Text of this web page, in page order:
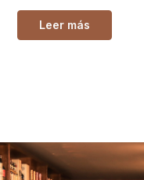
Leer más